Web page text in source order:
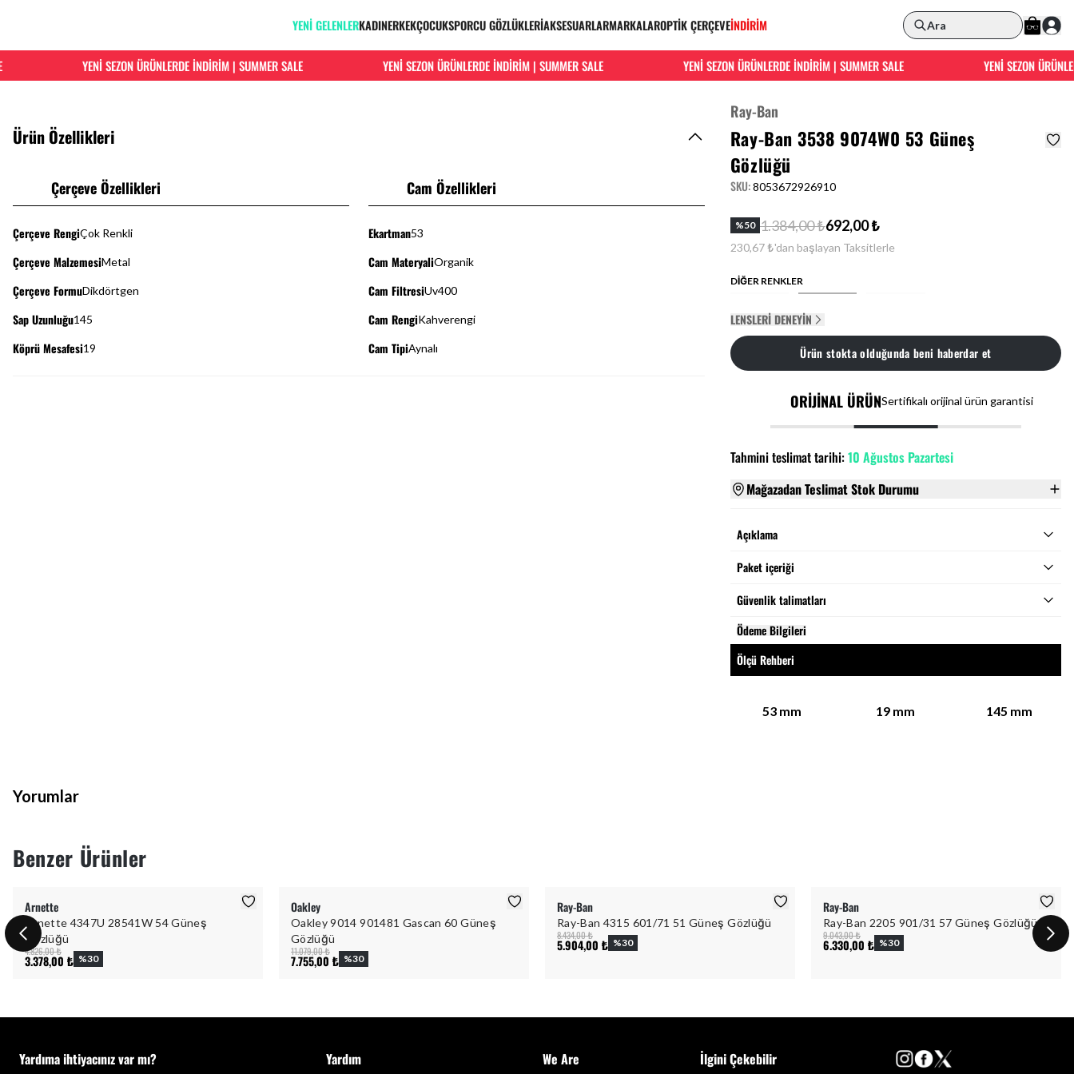
YENİ GELENLERKADINERKEKÇOCUKSPORCU GÖZLÜKLERİAKSESUARLARMARKALAROPTİK ÇERÇEVEİNDİRİM Ara
YENİ SEZON ÜRÜNLERDE İNDİRİM | SUMMER SALE YENİ SEZON ÜRÜNLERDE İNDİRİM | SUMMER SALE YENİ SEZON ÜRÜNLERDE İNDİRİM | SUMMER SALE YENİ SEZON
Ürün Özellikleri
Çerçeve Özellikleri
Çerçeve RengiÇok Renkli
Çerçeve MalzemesiMetal
Çerçeve FormuDikdörtgen
Sap Uzunluğu145
Köprü Mesafesi19
Cam Özellikleri
Ekartman53
Cam MateryaliOrganik
Cam FiltresiUv400
Cam RengiKahverengi
Cam TipiAynalı
Ray-Ban
Ray-Ban 3538 9074W0 53 Güneş
Gözlüğü
SKU:8053672926910
%50 1.384,00 ₺692,00 ₺
230,67 ₺'dan başlayan Taksitlerle
DİĞER RENKLER
LENSLERI DENEYIN
Ürün stokta olduğunda beni haberdar et
ORİJİNAL ÜRÜNSertifikalı orijinal ürün garantisi
Tahmini teslimat tarihi:10 Ağustos Pazartesi
Mağazadan Teslimat Stok Durumu
Açıklama
Paket içeriği
Güvenlik talimatları
Ödeme Bilgileri
Ölçü Rehberi
53 mm 19 mm 145 mm
Yorumlar
Benzer Ürünler
Arnette
Arnette 4347U 28541W 54 Güneş
Gözlüğü
4.826,00 ₺
3.378,00 ₺ %30
Oakley
Oakley 9014 901481 Gascan 60 Güneş
Gözlüğü
11.079,00 ₺
7.755,00 ₺ %30
Ray-Ban
Ray-Ban 4315 601/71 51 Güneş Gözlüğü
8.434,00 ₺
5.904,00 ₺ %30
Ray-Ban
Ray-Ban 2205 901/31 57 Güneş Gözlüğü
9.043,00 ₺
6.330,00 ₺ %30
Yardıma ihtiyacınız var mı? Yardım We Are İlgini Çekebilir